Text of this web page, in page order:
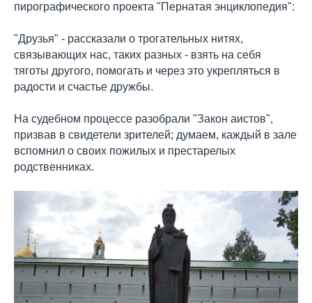
пирографического проекта "Пернатая энциклопедия":
"Друзья" - рассказали о трогательных нитях,
связывающих нас, таких разных - взять на себя
тяготы другого, помогать и через это укрепляться в
радости и счастье дружбы.
На судебном процессе разобрали "Закон аистов",
призвав в свидетели зрителей; думаем, каждый в зале
вспомнил о своих пожилых и престарелых
родственниках.